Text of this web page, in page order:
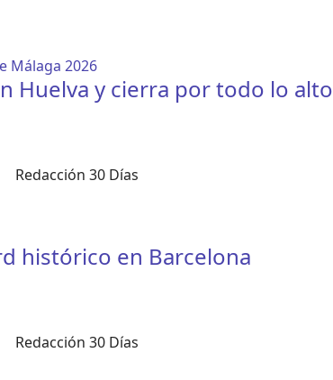
Huelva y cierra por todo lo alto
Redacción 30 Días
histórico en Barcelona
Redacción 30 Días